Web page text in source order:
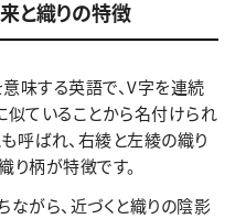
と織りの特徴
意味する英語で、V字を連続
ていることから名付けられ
も呼ばれ、右綾と左綾の織り
柄が特徴です。
がら、近づくと織りの陰影